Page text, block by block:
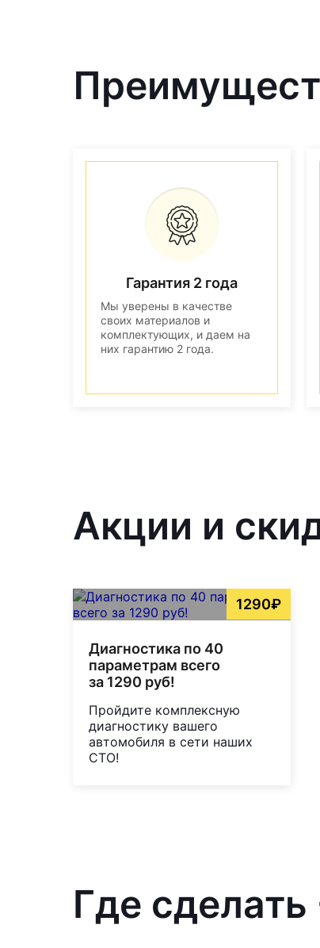
Гарантия 2 года
Мы уверены в качестве
своих материалов и
комплектующих, и даем на
них гарантию 2 года.
Акции и
1290₽
Диагностика по 40
параметрам всего
за 1290 руб!
Пройдите комплексную
диагностику вашего
автомобиля в сети наших
СТО!
Где